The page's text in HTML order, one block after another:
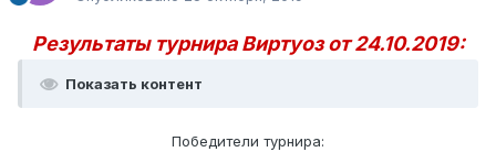
Результаты турнира Виртуоз от 24.10.2019:
Показать контент
Победители турнира: